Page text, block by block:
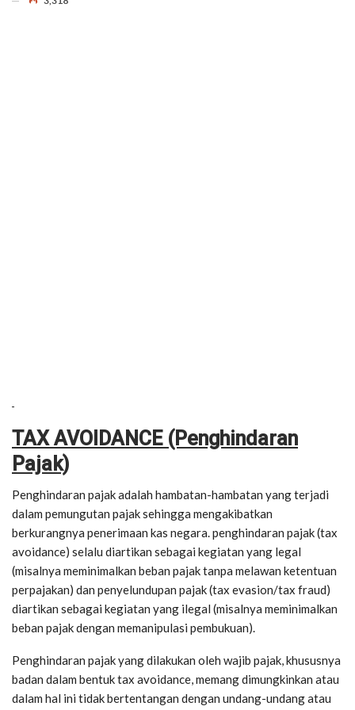
TAX AVOIDANCE (Penghindaran
Pajak)
Penghindaran pajak adalah hambatan-hambatan yang terjadi
dalam pemungutan pajak sehingga mengakibatkan
berkurangnya penerimaan kas negara. penghindaran pajak (tax
avoidance) selalu diartikan sebagai kegiatan yang legal
(misalnya meminimalkan beban pajak tanpa melawan ketentuan
perpajakan) dan penyelundupan pajak (tax evasion/tax fraud)
diartikan sebagai kegiatan yang ilegal (misalnya meminimalkan
beban pajak dengan memanipulasi pembukuan).
Penghindaran pajak yang dilakukan oleh wajib pajak, khususnya
badan dalam bentuk tax avoidance, memang dimungkinkan atau
dalam hal ini tidak bertentangan dengan undang-undang atau